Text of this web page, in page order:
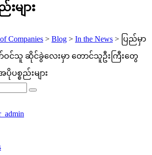
များ
Companies > Blog > In the News > ပြည်မှာ
င်သူ ဆိုင်ခွဲလေးမှာ တောင်သူဦးကြီးတွေ
ပစ္စည်းများ